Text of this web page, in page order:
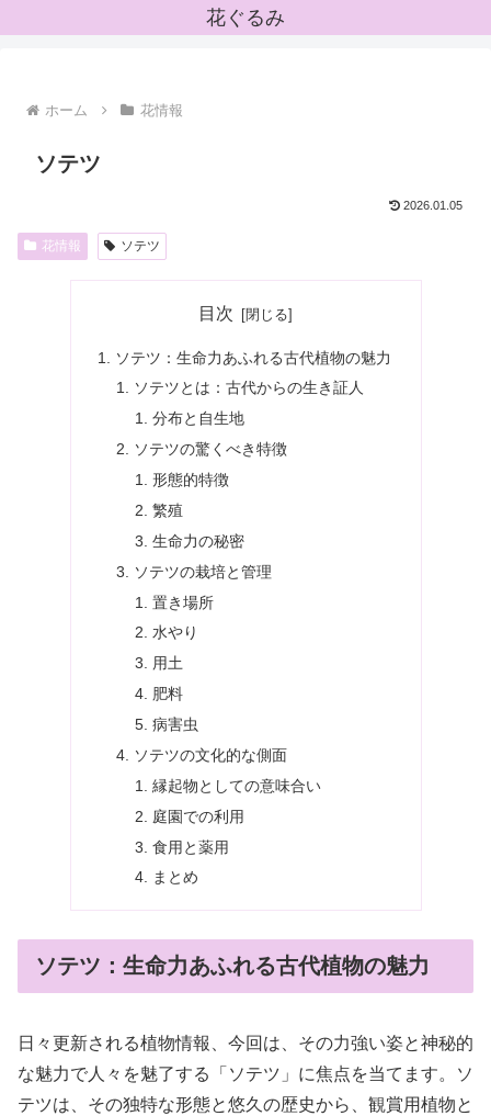
花ぐるみ
ホーム 花情報
ソテツ
2026.01.05
花情報 ソテツ
目次
ソテツ：生命力あふれる古代植物の魅力
ソテツとは：古代からの生き証人
分布と自生地
ソテツの驚くべき特徴
形態的特徴
繁殖
生命力の秘密
ソテツの栽培と管理
置き場所
水やり
用土
肥料
病害虫
ソテツの文化的な側面
縁起物としての意味合い
庭園での利用
食用と薬用
まとめ
ソテツ：生命力あふれる古代植物の魅力
日々更新される植物情報、今回は、その力強い姿と神秘的
な魅力で人々を魅了する「ソテツ」に焦点を当てます。ソ
テツは、その独特な形態と悠久の歴史から、観賞用植物と